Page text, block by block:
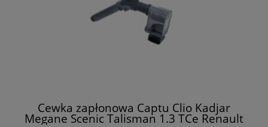
Cewka zapłonowa Captu Clio Kadjar
Megane Scenic Talisman 1.3 TCe Renault